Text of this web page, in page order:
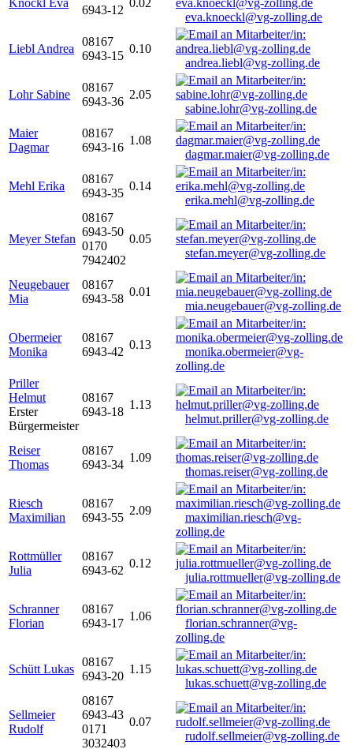
Knöckl Eva
6943-12
0.02
eva.knoeckl@vg-zolling.de
Liebl Andrea
08167
6943-15
0.10
andrea.liebl@vg-zolling.de
Lohr Sabine
08167
6943-36
2.05
sabine.lohr@vg-zolling.de
Maier
Dagmar
08167
6943-16
1.08
dagmar.maier@vg-zolling.de
Mehl Erika
08167
6943-35
0.14
erika.mehl@vg-zolling.de
Meyer Stefan
08167
6943-50
0170
7942402
0.05
stefan.meyer@vg-zolling.de
Neugebauer
Mia
08167
6943-58
0.01
mia.neugebauer@vg-zolling.de
Obermeier
Monika
08167
6943-42
0.13
monika.obermeier@vg-
zolling.de
Priller
Helmut
Erster
Bürgermeister
08167
6943-18
1.13
helmut.priller@vg-zolling.de
Reiser
Thomas
08167
6943-34
1.09
thomas.reiser@vg-zolling.de
Riesch
Maximilian
08167
6943-55
2.09
maximilian.riesch@vg-
zolling.de
Rottmüller
Julia
08167
6943-62
0.12
julia.rottmueller@vg-zolling.de
Schranner
Florian
08167
6943-17
1.06
florian.schranner@vg-
zolling.de
Schütt Lukas
08167
6943-20
1.15
lukas.schuett@vg-zolling.de
Sellmeier
Rudolf
08167
6943-43
0171
3032403
0.07
rudolf.sellmeier@vg-zolling.de